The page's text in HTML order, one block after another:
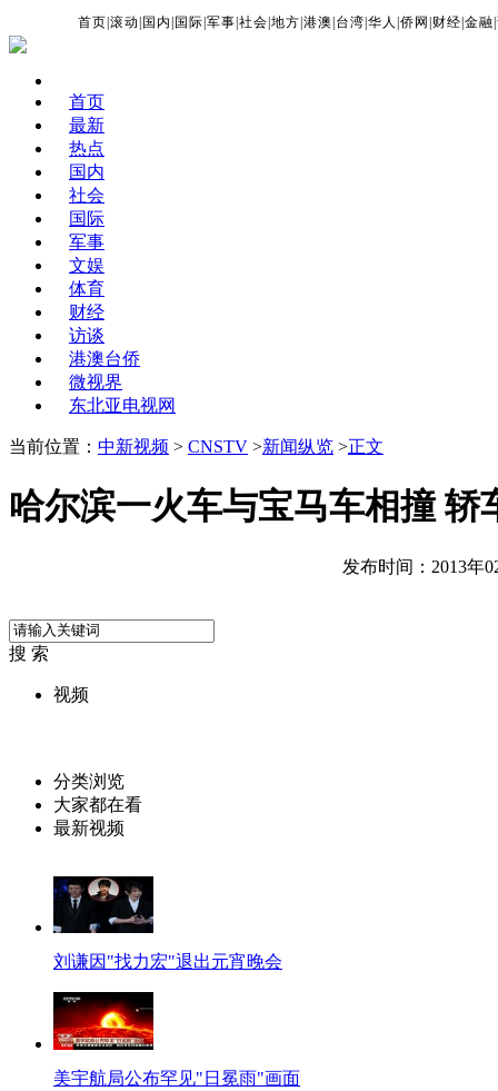
首页 |滚动 国内 国际 |军事 |社会 |地方 |港澳 台湾 |华人 |侨网 财经 |金融 |
首页
最新
热点
国内
社会
国际
军事
文娱
体育
财经
访谈
港澳台侨
微视界
东北亚电视网
当前位置： 中新视频 > CNSTV >新闻纵览 >正文
哈尔滨一火车与宝马车相撞 轿
发布时间：2013年
搜 索
视频
分类浏览
大家都在看
最新视频
刘谦因"找力宏"退出元宵晚会
美宇航局公布罕见"日冕雨"画面